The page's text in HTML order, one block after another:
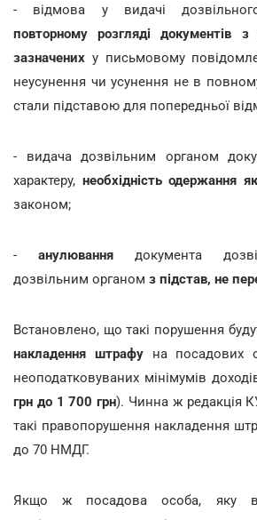
- відмова у видачі
повторному розгляді
документів
з
зазначених у письмовому
неусунення чи усунення не в
стали підставою для попередньої
- видача дозвільним органом
характеру, необхідність одержання
законом;
- анулювання документа
дозвільним органом з підстав, не
Встановлено, що такі порушення
накладення штрафуна посадових
неоподатковуваних мінімумів
грн до 1 700 грн). Чинна ж редакція
такі правопорушення накладення
до 70 НМДГ.
Якщо ж посадова особа, яку